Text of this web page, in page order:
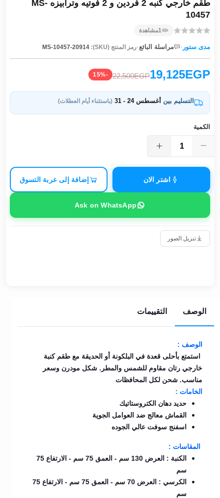
طقم خارجي كنبه 2 فردين و 2 فوتيه وترابيزه MS-
10457
1مشاهدة
مدى ستور · مراسلة البائع·رمز المنتج (SKU): MS-10457-20914
19,125EGP
22,500EGP
-15%
التسليم بين أغسطس 24 - 31 (باستثناء أيام العطلات)
الكمية
اشتر الان إضافة إلى عربة التسوق
Ask on WhatsApp
تنزيل الصور
الوصف التقييمات
الوصف :
استمتع بأحلى قعدة في البلكونة أو الحديقة مع طقم كنبة
خارجي رتان مقاوم للشمس والمطر. شكل مودرن وسعر
مناسب. شحن لكل المحافظات
الخامات :
حديد دهان الكتروستاتيك
القماش معالج ضد العوامل الجوية
اسفنج سوفت عالي الجوده
المقاسات :
الكنبة : العرض 130 سم - العمق 75 سم - الارتفاع 75
سم
الكرسي : العرض 70 سم - العمق 75 سم - الارتفاع 75
سم